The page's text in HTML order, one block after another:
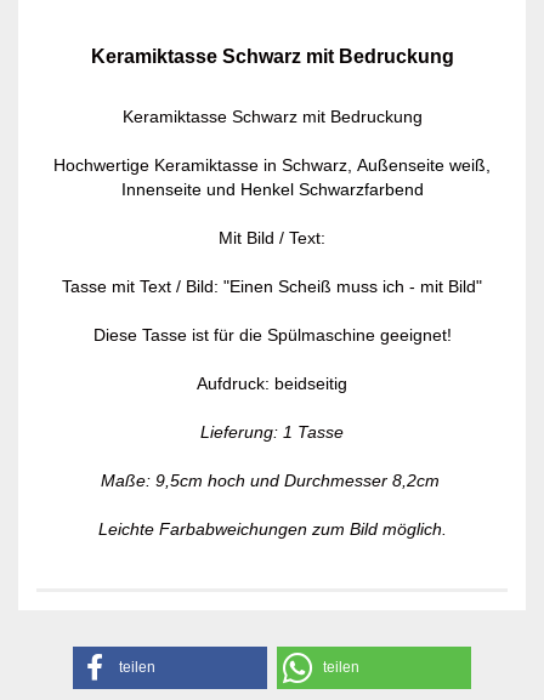
Keramiktasse Schwarz mit Bedruckung
Keramiktasse Schwarz mit Bedruckung
Hochwertige Keramiktasse in Schwarz, Außenseite weiß,
Innenseite und Henkel Schwarzfarbend
Mit Bild / Text:
Tasse mit Text / Bild: "Einen Scheiß muss ich - mit Bild"
Diese Tasse ist für die Spülmaschine geeignet!
Aufdruck: beidseitig
Lieferung: 1 Tasse
Maße: 9,5cm hoch und Durchmesser 8,2cm
Leichte Farbabweichungen zum Bild möglich.
teilen teilen